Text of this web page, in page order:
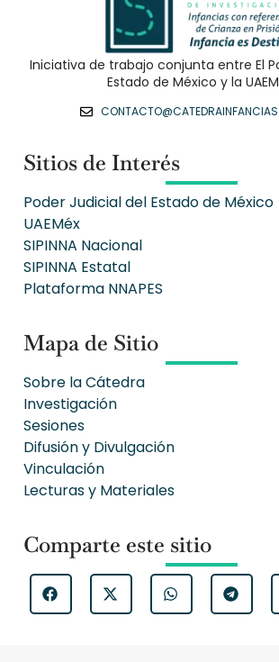
Iniciativa de trabajo conjunta entre El
Estado de México y la
Sitios de Interés
Poder Judicial del Estado de México
UAEMéx
SIPINNA Nacional
SIPINNA Estatal
Plataforma NNAPES
Mapa de Sitio
Sobre la Cátedra
Investigación
Sesiones
Difusión y Divulgación
Vinculación
Lecturas y Materiales
Comparte este sitio